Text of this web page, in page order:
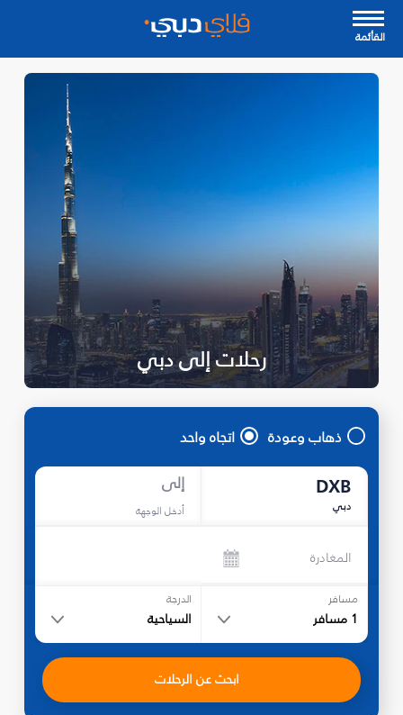
القأئمة
رحلات إلى دبي
ذهاب وعودة اتجاه واحد
DXB
دبي
إلى
أدخل الوجهة
المغادرة
مسافر
1 مسافر
الدرجة
السياحية
ابحث عن الرحلات